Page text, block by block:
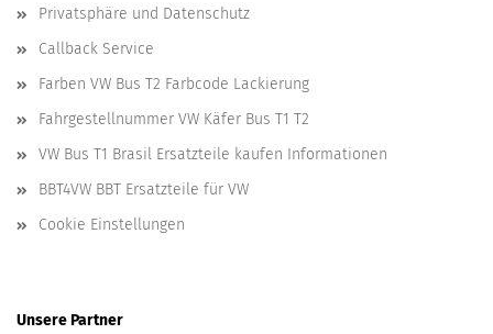
Privatsphäre und Datenschutz
Callback Service
Farben VW Bus T2 Farbcode Lackierung
Fahrgestellnummer VW Käfer Bus T1 T2
VW Bus T1 Brasil Ersatzteile kaufen Informationen
BBT4VW BBT Ersatzteile für VW
Cookie Einstellungen
Unsere Partner